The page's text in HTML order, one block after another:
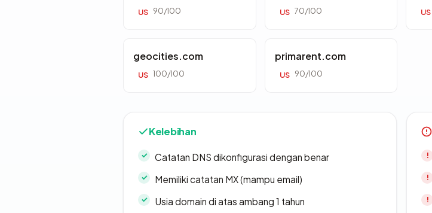
US 90/100 US 70/100 US
geocities.com
US 100/100
primarent.com
US 90/100
Kelebihan
Catatan DNS dikonfigurasi dengan benar
Memiliki catatan MX (mampu email)
Usia domain di atas ambang 1 tahun